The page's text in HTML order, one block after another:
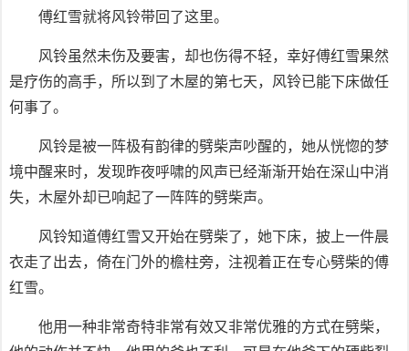
傅红雪就将风铃带回了这里。
风铃虽然未伤及要害，却也伤得不轻，幸好傅红雪果然
是疗伤的高手，所以到了木屋的第七天，风铃已能下床做任
何事了。
风铃是被一阵极有韵律的劈柴声吵醒的，她从恍惚的梦
境中醒来时，发现昨夜呼啸的风声已经渐渐开始在深山中消
失，木屋外却已响起了一阵阵的劈柴声。
风铃知道傅红雪又开始在劈柴了，她下床，披上一件晨
衣走了出去，倚在门外的檐柱旁，注视着正在专心劈柴的傅
红雪。
他用一种非常奇特非常有效又非常优雅的方式在劈柴，